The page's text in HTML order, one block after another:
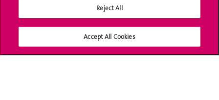
Accréditation
Reject All
Accept All Cookies